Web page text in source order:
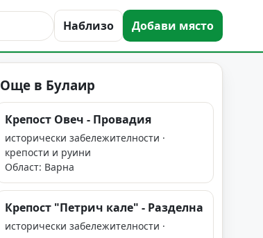
Наблизо Добави място
Още в Булаир
Крепост Овеч - Провадия
исторически забележителности ·
крепости и руини
Област: Варна
Крепост "Петрич кале" - Разделна
исторически забележителности ·